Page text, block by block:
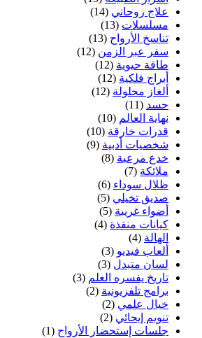
علاج روحاني (14)
مسلسلات (13)
تناسخ الأرواح (13)
سفر عبر الزمن (12)
طاقة حيوية (12)
أبراج فلكية (12)
ألغاز محلولة (12)
حسد (11)
نهاية العالم (10)
قدرات خارقة (10)
شخصيات أدبية (9)
خدع مرعبة (8)
ملائكة (7)
ظلال سوداء (6)
صديق تخيلي (5)
أضواء غريبة (5)
كيانات منقذة (4)
الهالة (4)
ألعاب فيديو (3)
لسان متبدل (3)
تاريخ يفسره العلم (3)
برامج تلفزيونية (2)
خيال علمي (2)
تنويم إيحائي (2)
جلسات إستحضار الأرواح (1)